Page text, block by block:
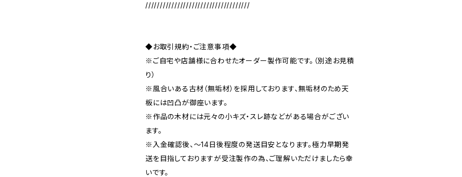
////////////////////////////////////
◆お取引規約・ご注意事項◆
※ご自宅や店舗様に合わせたオーダー製作可能です。（別途お見積
り）
※風合いある古材（無垢材）を採用しております、無垢材のため天
板には凹凸が御座います。
※作品の木材には元々の小キズ・スレ跡などがある場合がござい
ます。
※入金確認後、～14日後程度の発送目安となります。極力早期発
送を目指しておりますが受注製作の為、ご理解いただけましたら幸
いです。